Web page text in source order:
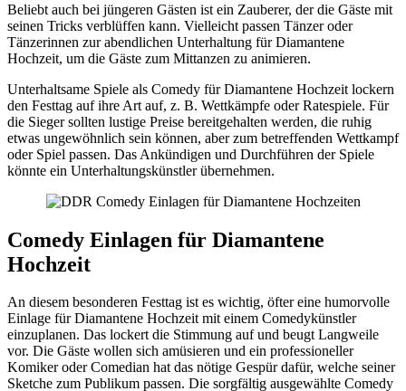
Beliebt auch bei jüngeren Gästen ist ein Zauberer, der die Gäste mit
seinen Tricks verblüffen kann. Vielleicht passen Tänzer oder
Tänzerinnen zur abendlichen Unterhaltung für Diamantene
Hochzeit, um die Gäste zum Mittanzen zu animieren.
Unterhaltsame Spiele als Comedy für Diamantene Hochzeit lockern
den Festtag auf ihre Art auf, z. B. Wettkämpfe oder Ratespiele. Für
die Sieger sollten lustige Preise bereitgehalten werden, die ruhig
etwas ungewöhnlich sein können, aber zum betreffenden Wettkampf
oder Spiel passen. Das Ankündigen und Durchführen der Spiele
könnte ein Unterhaltungskünstler übernehmen.
Comedy Einlagen für Diamantene
Hochzeit
An diesem besonderen Festtag ist es wichtig, öfter eine humorvolle
Einlage für Diamantene Hochzeit mit einem Comedykünstler
einzuplanen. Das lockert die Stimmung auf und beugt Langweile
vor. Die Gäste wollen sich amüsieren und ein professioneller
Komiker oder Comedian hat das nötige Gespür dafür, welche seiner
Sketche zum Publikum passen. Die sorgfältig ausgewählte Comedy